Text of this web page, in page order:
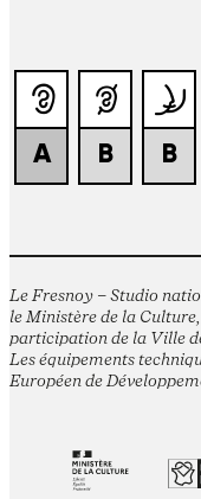
Le Fresnoy – Studio
le Ministère de la
participation de la Ville
Les équipements
Européen de